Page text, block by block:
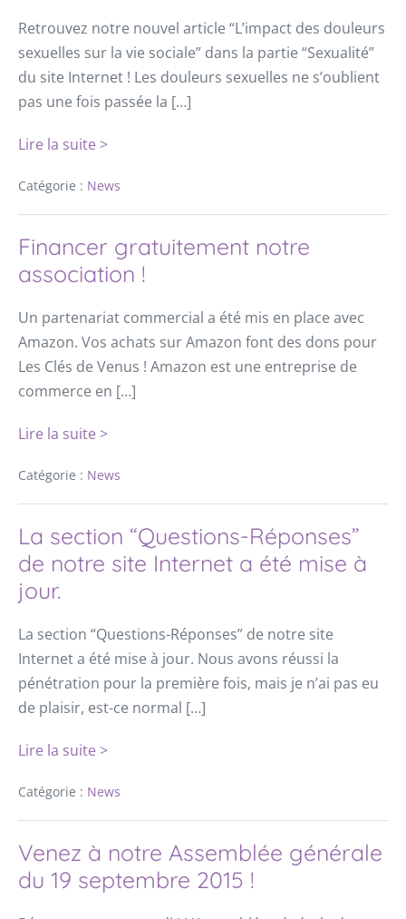
Retrouvez notre nouvel article “L’impact des douleurs
sexuelles sur la vie sociale” dans la partie “Sexualité”
du site Internet ! Les douleurs sexuelles ne s’oublient
pas une fois passée la […]
Lire la suite >
Catégorie : News
Financer gratuitement notre
association !
Un partenariat commercial a été mis en place avec
Amazon. Vos achats sur Amazon font des dons pour
Les Clés de Venus ! Amazon est une entreprise de
commerce en […]
Lire la suite >
Catégorie : News
La section “Questions-Réponses”
de notre site Internet a été mise à
jour.
La section “Questions-Réponses” de notre site
Internet a été mise à jour. Nous avons réussi la
pénétration pour la première fois, mais je n’ai pas eu
de plaisir, est-ce normal […]
Lire la suite >
Catégorie : News
Venez à notre Assemblée générale
du 19 septembre 2015 !